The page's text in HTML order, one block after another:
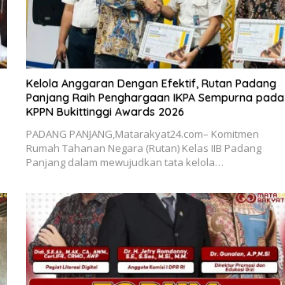
Kelola Anggaran Dengan Efektif, Rutan Padang
Panjang Raih Penghargaan IKPA Sempurna pada
KPPN Bukittinggi Awards 2026
PADANG PANJANG,Matarakyat24.com– Komitmen
Rumah Tahanan Negara (Rutan) Kelas IIB Padang
Panjang dalam mewujudkan tata kelola…